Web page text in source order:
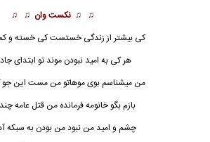
♫ ♫ نکست وان ♫ ♫
کی بیشتر از زندگی خستست کی خسته و کم
هر کی به امید نبودن موند تو ابتدای
من میشناسم بوی موهاتو من مست این جو
بازم بگو خانومه فرمانده من قتل عامه
چشم و امید من نبود من بودن به سبکه